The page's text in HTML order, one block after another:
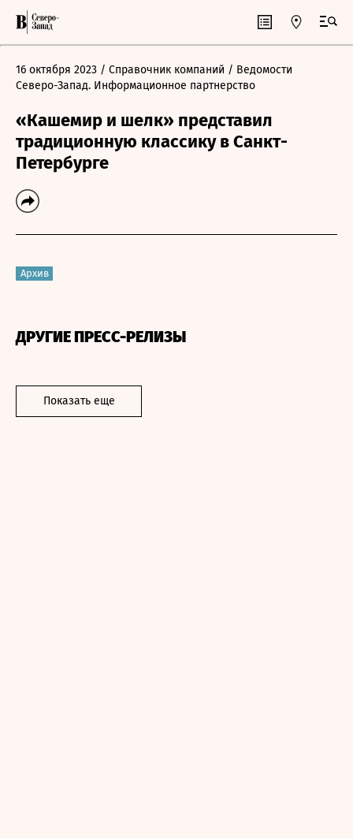
16 октября 2023 / Справочник компаний / Ведомости
Северо-Запад. Информационное партнерство
«Кашемир и шелк» представил
традиционную классику в Санкт-
Петербурге
Архив
ДРУГИЕ ПРЕСС-РЕЛИЗЫ
Показать еще